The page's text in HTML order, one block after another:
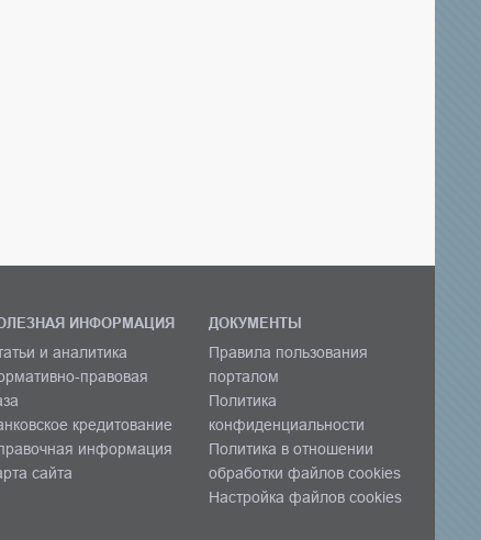
ИНФОРМАЦИЯ
и аналитика
правовая
кредитование
информация
сайта
ДОКУМЕНТЫ
Правила пользования
порталом
Политика
конфиденциальности
Политика в отношении
обработки файлов cookies
Настройка файлов cookies